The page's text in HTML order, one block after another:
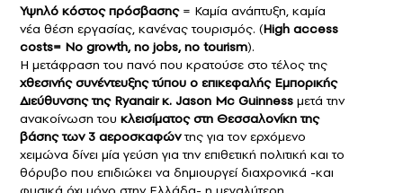
Υψηλό κόστος πρόσβασης= Καμία ανάπτυξη, καμία
νέα θέση εργασίας, κανένας τουρισμός. (High access
costs= No growth, no jobs, no tourism).
Η μετάφραση του πανό που κρατούσε στο τέλος της
χθεσινής συνέντευξης τύπου ο επικεφαλής Εμπορικής
Διεύθυνσης της Ryanair κ. Jason Mc Guinness μετά την
ανακοίνωση του κλεισίματος στη Θεσσαλονίκητης
βάσης των 3 αεροσκαφώντης για τον ερχόμενο
χειμώνα δίνει μία γεύση για την επιθετική πολιτική και το
θόρυβο που επιδιώκει να δημιουργεί διαχρονικά -και